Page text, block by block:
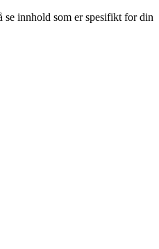
se innhold som er spesifikt for din